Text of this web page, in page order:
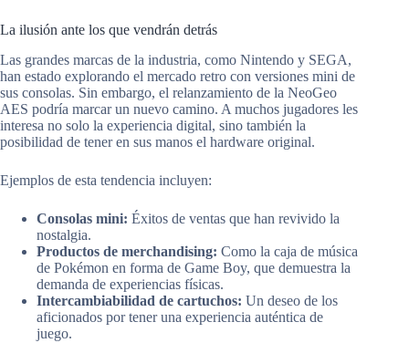
La ilusión ante los que vendrán detrás
Las grandes marcas de la industria, como Nintendo y SEGA,
han estado explorando el mercado retro con versiones mini de
sus consolas. Sin embargo, el relanzamiento de la NeoGeo
AES podría marcar un nuevo camino. A muchos jugadores les
interesa no solo la experiencia digital, sino también la
posibilidad de tener en sus manos el hardware original.
Ejemplos de esta tendencia incluyen:
Consolas mini: Éxitos de ventas que han revivido la
nostalgia.
Productos de merchandising: Como la caja de música
de Pokémon en forma de Game Boy, que demuestra la
demanda de experiencias físicas.
Intercambiabilidad de cartuchos: Un deseo de los
aficionados por tener una experiencia auténtica de
juego.